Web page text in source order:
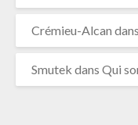
Crémieu-Alcan dans
Smutek dans Qui